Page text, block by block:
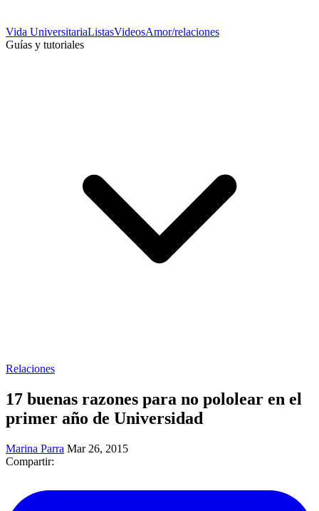
Vida UniversitariaListasVideosAmor/relaciones
Guías y tutoriales
Relaciones
17 buenas razones para no pololear en el
primer año de Universidad
Marina Parra Mar 26, 2015
Compartir: